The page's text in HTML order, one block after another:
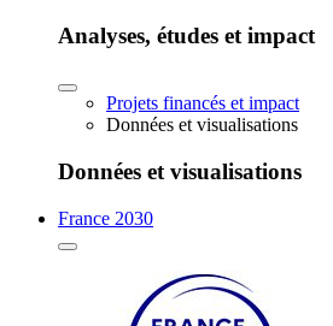
Analyses, études et impact
Projets financés et impact
Données et visualisations
Données et visualisations
France 2030